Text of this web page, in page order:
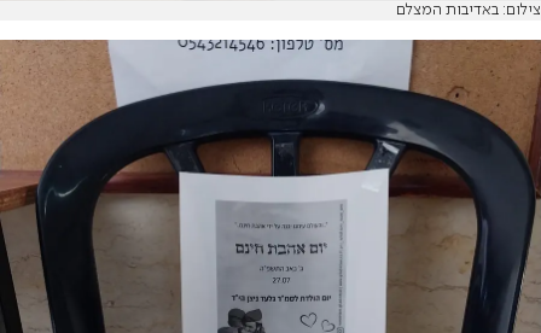
צילום: באדיבות המצלם